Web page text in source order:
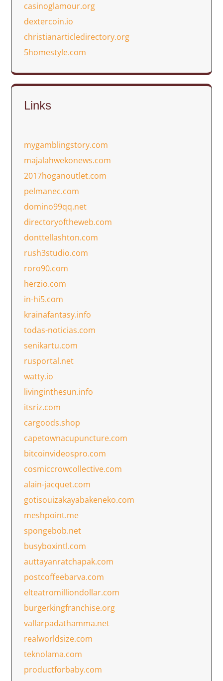
casinoglamour.org
dextercoin.io
christianarticledirectory.org
5homestyle.com
Links
mygamblingstory.com
majalahwekonews.com
2017hoganoutlet.com
pelmanec.com
domino99qq.net
directoryoftheweb.com
donttellashton.com
rush3studio.com
roro90.com
herzio.com
in-hi5.com
krainafantasy.info
todas-noticias.com
senikartu.com
rusportal.net
watty.io
livinginthesun.info
itsriz.com
cargoods.shop
capetownacupuncture.com
bitcoinvideospro.com
cosmiccrowcollective.com
alain-jacquet.com
gotisouizakayabakeneko.com
meshpoint.me
spongebob.net
busyboxintl.com
auttayanratchapak.com
postcoffeebarva.com
elteatromilliondollar.com
burgerkingfranchise.org
vallarpadathamma.net
realworldsize.com
teknolama.com
productforbaby.com